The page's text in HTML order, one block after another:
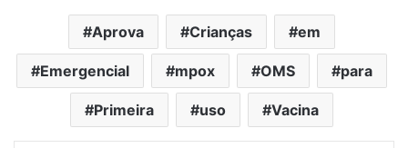
Aprova Crianças em
Emergencial mpox OMS para
Primeira uso Vacina